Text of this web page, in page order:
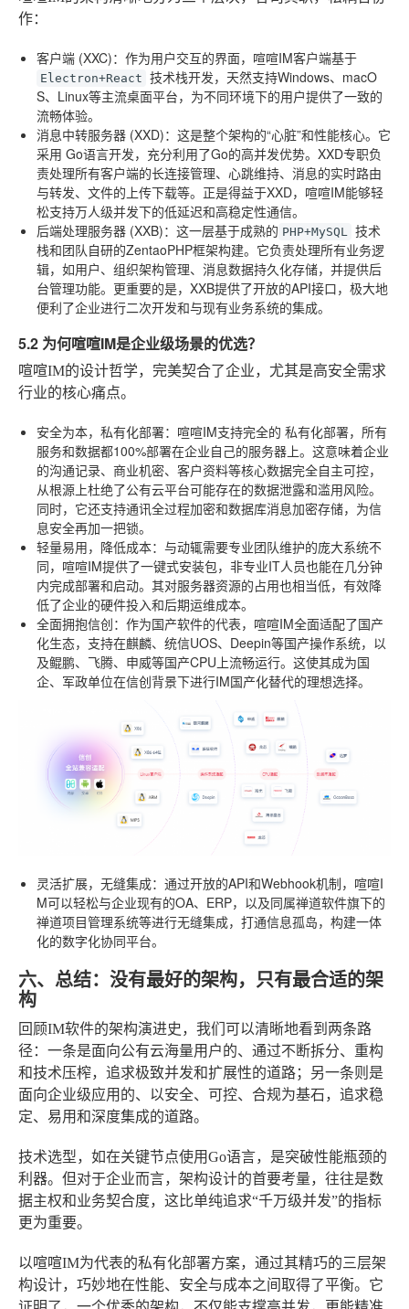
作：
客户端 (XXC)：作为用户交互的界面，喧喧IM客户端基于
Electron+React 技术栈开发，天然支持Windows、macO
S、Linux等主流桌面平台，为不同环境下的用户提供了一致的
流畅体验。
消息中转服务器 (XXD)：这是整个架构的“心脏”和性能核心。它
采用 Go语言开发，充分利用了Go的高并发优势。XXD专职负
责处理所有客户端的长连接管理、心跳维持、消息的实时路由
与转发、文件的上传下载等。正是得益于XXD，喧喧IM能够轻
松支持万人级并发下的低延迟和高稳定性通信。
后端处理服务器 (XXB)：这一层基于成熟的 PHP+MySQL
技术
栈和团队自研的ZentaoPHP框架构建。它负责处理所有业务逻
辑，如用户、组织架构管理、消息数据持久化存储，并提供后
台管理功能。更重要的是，XXB提供了开放的API接口，极大地
便利了企业进行二次开发和与现有业务系统的集成。
5.2 为何喧喧IM是企业级场景的优选？
喧喧IM的设计哲学，完美契合了企业，尤其是高安全需求
行业的核心痛点。
安全为本，私有化部署：喧喧IM支持完全的 私有化部署，所有
服务和数据都100%部署在企业自己的服务器上。这意味着企业
的沟通记录、商业机密、客户资料等核心数据完全自主可控，
从根源上杜绝了公有云平台可能存在的数据泄露和滥用风险。
同时，它还支持通讯全过程加密和数据库消息加密存储，为信
息安全再加一把锁。
轻量易用，降低成本：与动辄需要专业团队维护的庞大系统不
同，喧喧IM提供了一键式安装包，非专业IT人员也能在几分钟
内完成部署和启动。其对服务器资源的占用也相当低，有效降
低了企业的硬件投入和后期运维成本。
全面拥抱信创：作为国产软件的代表，喧喧IM全面适配了国产
化生态，支持在麒麟、统信UOS、Deepin等国产操作系统，以
及鲲鹏、飞腾、申威等国产CPU上流畅运行。这使其成为国
企、军政单位在信创背景下进行IM国产化替代的理想选择。
灵活扩展，无缝集成：通过开放的API和Webhook机制，喧喧I
M可以轻松与企业现有的OA、ERP，以及同属禅道软件旗下的
禅道项目管理系统等进行无缝集成，打通信息孤岛，构建一体
化的数字化协同平台。
六、总结：没有最好的架构，只有最合适的架
构
回顾IM软件的架构演进史，我们可以清晰地看到两条路
径：一条是面向公有云海量用户的、通过不断拆分、重构
和技术压榨，追求极致并发和扩展性的道路；另一条则是
面向企业级应用的、以安全、可控、合规为基石，追求稳
定、易用和深度集成的道路。
技术选型，如在关键节点使用Go语言，是突破性能瓶颈的
利器。但对于企业而言，架构设计的首要考量，往往是数
据主权和业务契合度，这比单纯追求“千万级并发”的指标
更为重要。
以喧喧IM为代表的私有化部署方案，通过其精巧的三层架
构设计，巧妙地在性能、安全与成本之间取得了平衡。它